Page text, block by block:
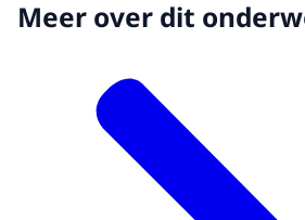
Meer over dit